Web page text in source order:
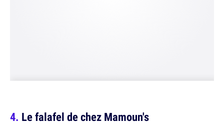
Le falafel de chez Mamoun's